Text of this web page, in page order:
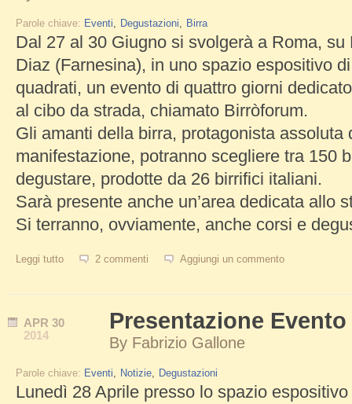
Parole chiave: Eventi Degustazioni Birra
Dal 27 al 30 Giugno si svolgerà a Roma,
Diaz (Farnesina), in uno spazio espositivo
quadrati, un evento di quattro giorni
al cibo da strada, chiamato Birròforum.
Gli amanti della birra, protagonista assoluta
manifestazione, potranno scegliere tra 150
degustare, prodotte da 26 birrifici italiani.
Sarà presente anche un’area dedicata allo
Si terranno, ovviamente, anche corsi e
Leggi tutto su Birròforum, festival della birra artigianale
2 commenti Aggiungi un commento
APR 30
2014
Presentazione
By Fabrizio Gallone
Parole chiave: Eventi Notizie Degustazioni
Lunedì 28 Aprile presso lo spazio